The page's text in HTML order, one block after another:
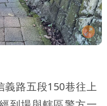
義路五段150巷往上